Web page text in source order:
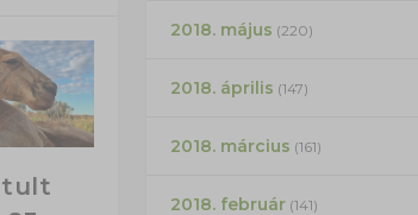
2018. május (220)
2018. április (147)
2018. március (161)
2018. február(141)